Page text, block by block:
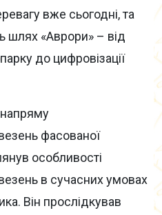
вже сьогодні, та
шлях «Аврори» – від
до цифровізації
напряму
фасованої
особливості
в сучасних умовах
Він прослідкував